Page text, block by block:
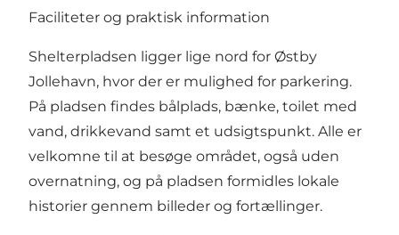
Faciliteter og praktisk information
Shelterpladsen ligger lige nord for Østby
Jollehavn, hvor der er mulighed for parkering.
På pladsen findes bålplads, bænke, toilet med
vand, drikkevand samt et udsigtspunkt. Alle er
velkomne til at besøge området, også uden
overnatning, og på pladsen formidles lokale
historier gennem billeder og fortællinger.